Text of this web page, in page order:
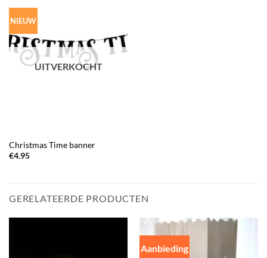
NIEUW
UITVERKOCHT
Christmas Time banner
€4.95
GERELATEERDE PRODUCTEN
Aanbieding